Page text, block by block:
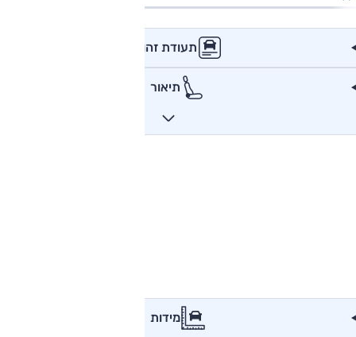
תעודת זהות
תיאור
מידות